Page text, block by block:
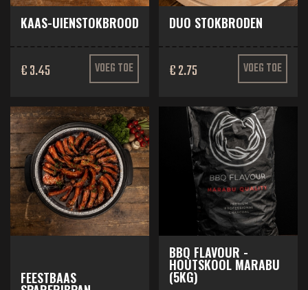
KAAS-UIENSTOKBROOD
€ 3.45 VOEG TOE
DUO STOKBRODEN
€ 2.75 VOEG TOE
FEESTBAAS
BBQ FLAVOUR -
HOUTSKOOL MARABU
(5KG)